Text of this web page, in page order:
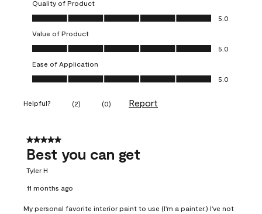
Quality of Product
Quality of Product, 5.0 out of 5
5.0
Value of Product
Value of Product, 5.0 out of 5
5.0
Ease of Application
Ease of Application, 5.0 out of 5
5.0
Helpful? (2) (0) Report
5 out of 5 stars.
Best you can get
Tyler H
11 months ago
My personal favorite interior paint to use (I'm a painter.) I've not